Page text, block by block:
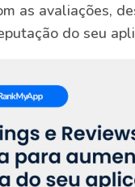
as avaliações,
do seu